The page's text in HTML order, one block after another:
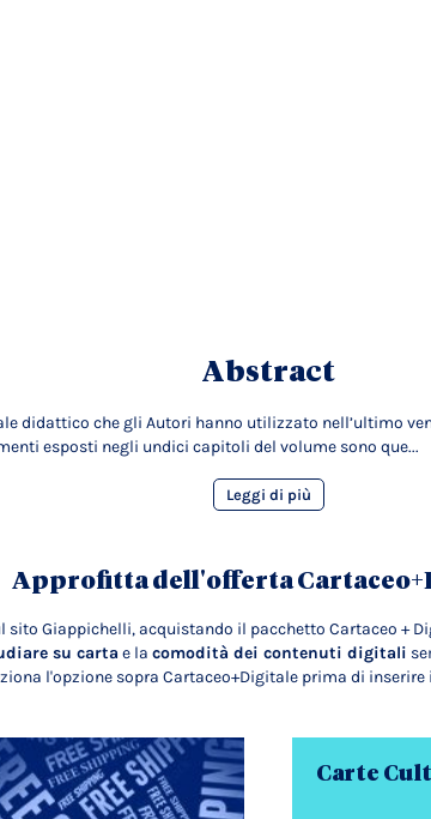
Abstract
didattico che gli Autori hanno utilizzato nell’ultimo
esposti negli undici capitoli del volume sono que...
Leggi di più
Approfitta dell'offerta
sito Giappichelli, acquistando il pacchetto Cartaceo +
su carta e la comodità dei contenuti digitali
l'opzione sopra Cartaceo+Digitale prima di
Carte